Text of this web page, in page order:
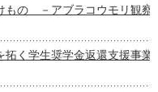
もの －アブラコウモリ観察
く学生奨学金返還支援事業